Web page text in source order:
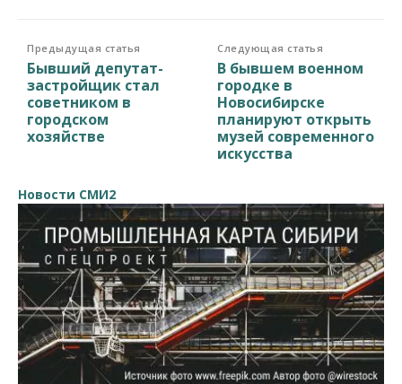
Предыдущая статья
Бывший депутат-
застройщик стал
советником в
городском
хозяйстве
Следующая статья
В бывшем военном
городке в
Новосибирске
планируют открыть
музей современного
искусства
Новости СМИ2